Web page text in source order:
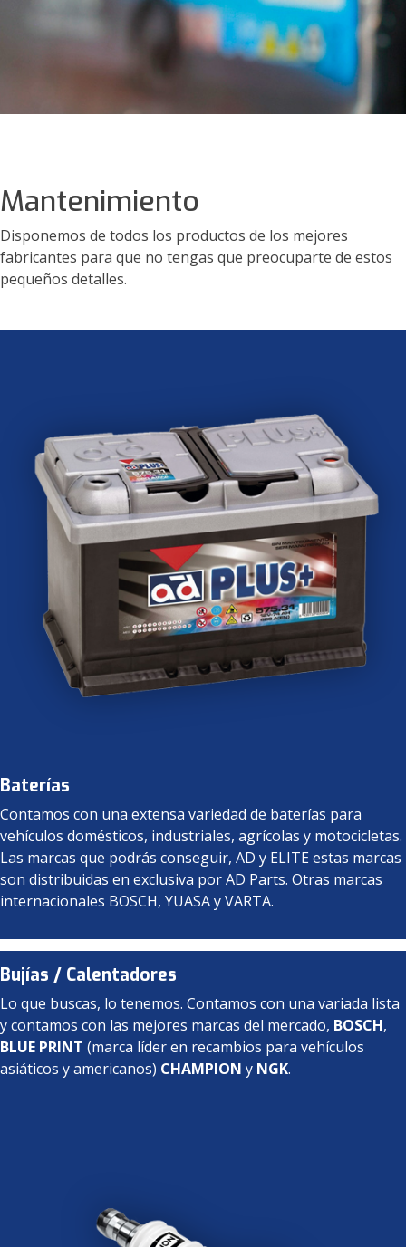
Mantenimiento
Disponemos de todos los productos de los mejores
fabricantes para que no tengas que preocuparte de estos
pequeños detalles.
Baterías
Contamos con una extensa variedad de baterías para
vehículos domésticos, industriales, agrícolas y motocicletas.
Las marcas que podrás conseguir, AD y ELITE estas marcas
son distribuidas en exclusiva por AD Parts. Otras marcas
internacionales BOSCH, YUASA y VARTA.
Bujías / Calentadores
Lo que buscas, lo tenemos. Contamos con una variada lista
y contamos con las mejores marcas del mercado, BOSCH,
BLUE PRINT (marca líder en recambios para vehículos
asiáticos y americanos) CHAMPION y NGK.